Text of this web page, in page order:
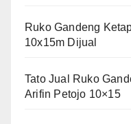
Ruko Gandeng
10x15m Dijual
Tato Jual Ruko
Arifin Petojo 10×15